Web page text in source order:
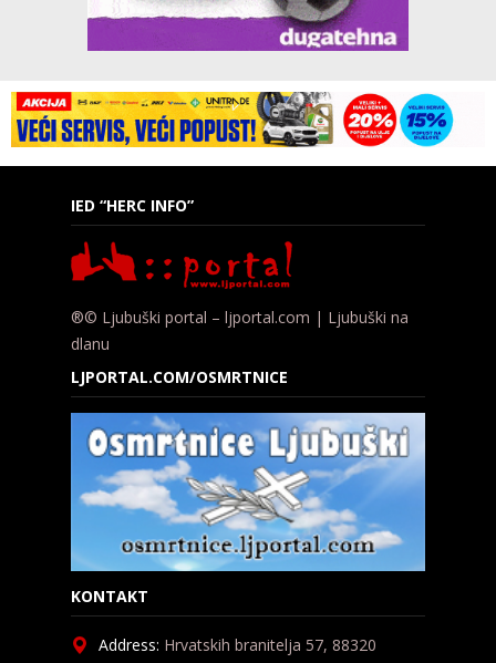
IED “HERC INFO”
®© Ljubuški portal – ljportal.com | Ljubuški na
dlanu
LJPORTAL.COM/OSMRTNICE
KONTAKT
Address: Hrvatskih branitelja 57, 88320